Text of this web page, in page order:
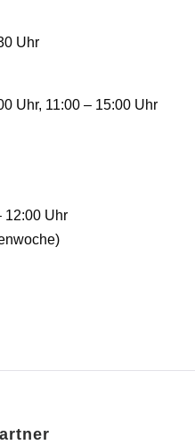
Uhr
Uhr, 11:00 – 15:00 Uhr
12:00 Uhr